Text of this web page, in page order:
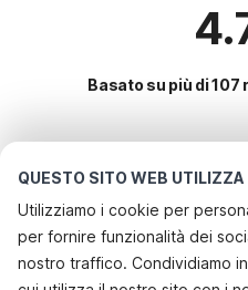
QUESTO SITO WEB UTILIZZA
Utilizziamo i cookie per
per fornire funzionalità dei
nostro traffico. Condividiamo
Basato su più di 107
Le destinazioni più
vacanze
Servizi più popolari per le
Casa vacanze sul lago